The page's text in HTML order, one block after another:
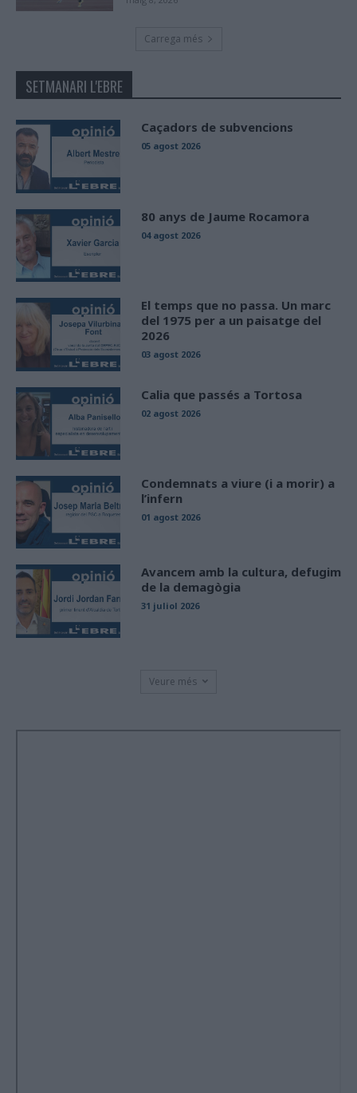
Carrega més
SETMANARI L'EBRE
Caçadors de subvencions
05 agost 2026
80 anys de Jaume Rocamora
04 agost 2026
El temps que no passa. Un marc
del 1975 per a un paisatge del
2026
03 agost 2026
Calia que passés a Tortosa
02 agost 2026
Condemnats a viure (i a morir) a
l’infern
01 agost 2026
Avancem amb la cultura, defugim
de la demagògia
31 juliol 2026
Veure més